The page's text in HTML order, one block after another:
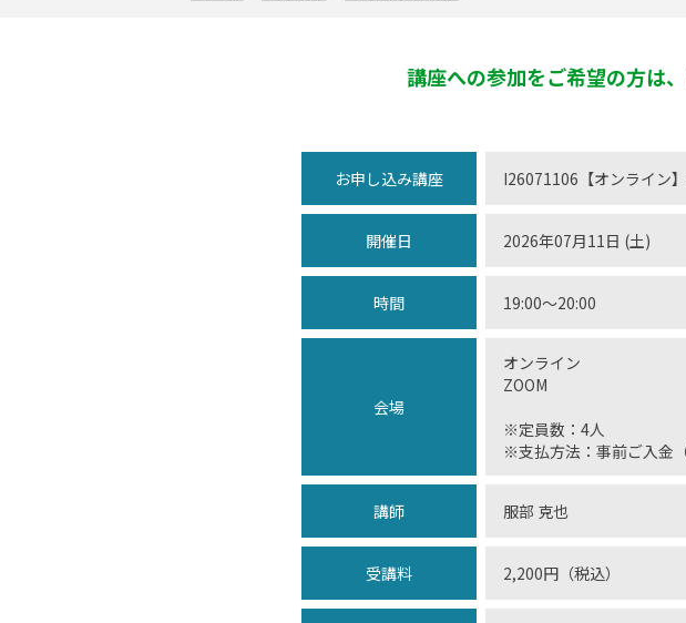
講座への参加をご希望の方は
お申し込み講座 I26071106【オンライン
開催日 2026年07月11日 (土)
時間 19:00～20:00
会場
オンライン
ZOOM
※定員数：4人
※支払方法：事前ご入金
講師 服部 克也
受講料 2,200円（税込）